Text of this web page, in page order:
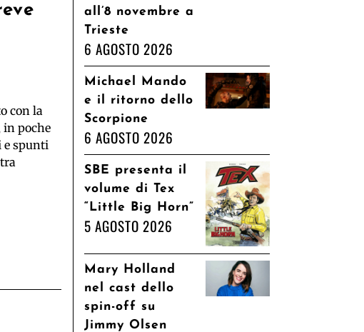
con la
in poche
spunti
all’8 novembre a
Trieste
6 AGOSTO 2026
Michael Mando
e il ritorno dello
Scorpione
6 AGOSTO 2026
SBE presenta il
volume di Tex
“Little Big Horn”
5 AGOSTO 2026
Mary Holland
nel cast dello
spin-off su
Jimmy Olsen